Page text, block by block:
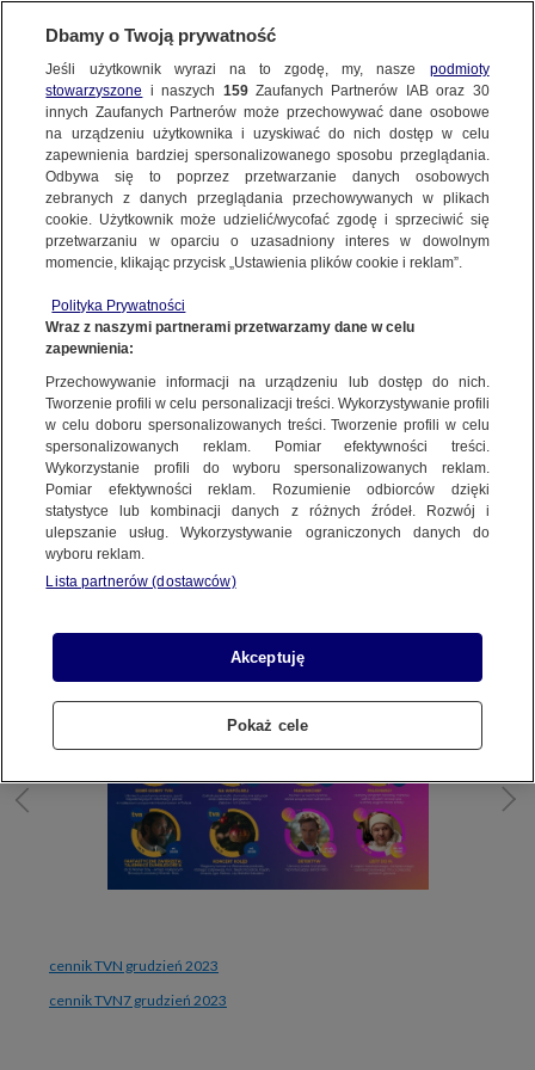
BIURO REKLAMY TVN MEDIA
22.11.2023
BIURO REKLAMY TVN MEDIA OTWIERA SPRZEDAŻ
REKLAM W TVN I TVN7
NA GRUDZIEŃ 2023
cennik TVN grudzień 2023
cennik TVN7 grudzień 2023
Dbamy o Twoją prywatność
Jeśli użytkownik wyrazi na to zgodę, my, nasze podmioty
stowarzyszone i naszych 159Zaufanych Partnerów IAB oraz 30
innych Zaufanych Partnerów może przechowywać dane osobowe
na urządzeniu użytkownika i uzyskiwać do nich dostęp w celu
zapewnienia bardziej spersonalizowanego sposobu przeglądania.
Odbywa się to poprzez przetwarzanie danych osobowych
zebranych z danych przeglądania przechowywanych w plikach
cookie. Użytkownik może udzielić/wycofać zgodę i sprzeciwić się
przetwarzaniu w oparciu o uzasadniony interes w dowolnym
momencie, klikając przycisk „Ustawienia plików cookie i reklam”.
Polityka Prywatności
Wraz z naszymi partnerami przetwarzamy dane w celu
zapewnienia:
Przechowywanie informacji na urządzeniu lub dostęp do nich.
Tworzenie profili w celu personalizacji treści. Wykorzystywanie profili
w celu doboru spersonalizowanych treści. Tworzenie profili w celu
spersonalizowanych reklam. Pomiar efektywności treści.
Wykorzystanie profili do wyboru spersonalizowanych reklam.
Pomiar efektywności reklam. Rozumienie odbiorców dzięki
statystyce lub kombinacji danych z różnych źródeł. Rozwój i
ulepszanie usług. Wykorzystywanie ograniczonych danych do
wyboru reklam.
Lista partnerów (dostawców)
Akceptuję
Pokaż cele